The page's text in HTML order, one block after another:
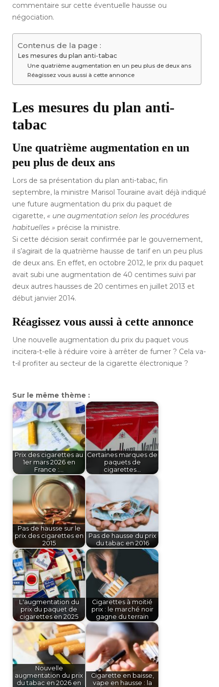
commentaire sur cette éventuelle hausse ou
négociation.
Contenus de la page :
Les mesures du plan anti-tabac
Une quatrième augmentation en un peu plus de deux ans
Réagissez vous aussi à cette annonce
Les mesures du plan anti-
tabac
Une quatrième augmentation en un
peu plus de deux ans
Lors de sa présentation du plan anti-tabac, fin
septembre, la ministre Marisol Touraine avait déjà indiqué
une future augmentation du prix du paquet de
cigarette, « une augmentation selon les procédures
habituelles » précise la ministre.
Si cette décision serait confirmée par le gouvernement,
il s’agirait de la quatrième hausse de tarif en un peu plus
de deux ans. En effet, en octobre 2012, le prix du paquet
avait subi une augmentation de 40 centimes suivi par
deux autres hausses de 20 centimes en juillet 2013 et
début janvier 2014.
Réagissez vous aussi à cette annonce
Une nouvelle augmentation du prix du paquet vous
incitera-t-elle à réduire voire à arrêter de fumer ? Cela va-
t-il profiter au secteur de la cigarette électronique ?
Sur le même thème :
Prix des cigarettes au
1er mars 2026 en
France :…
Certaines marques de
paquets de
cigarettes…
Pas de hausse sur le
prix des cigarettes en
2015
Pas de hausse du prix
du tabac en 2016
L'augmentation du
prix du paquet de
cigarettes en 2025
Cigarettes à moitié
prix : le marché noir
gagne du terrain
Nouvelle
augmentation du prix
du tabac en 2026 en
Cigarette en baisse,
vape en hausse : la